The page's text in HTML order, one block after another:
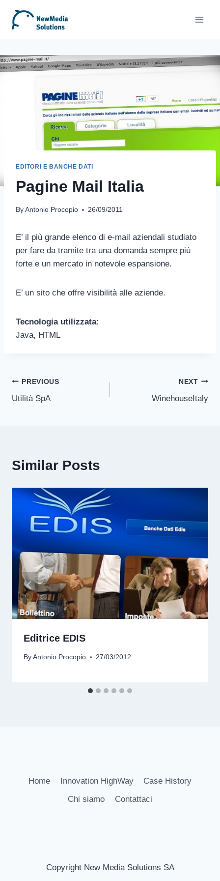
content
EDITORI E BANCHE DATI
Pagine Mail Italia
By Antonio Procopio 26/09/2011
E’ il più grande elenco di e-mail aziendali studiato
per fare da tramite tra una domanda sempre più
forte e un mercato in notevole espansione.
E’ un sito che offre visibilità alle aziende.
Tecnologia utilizzata:
Java, HTML
Post
navigation
PREVIOUS
Utilità SpA
NEXT
WinehouseItaly
Similar Posts
Editrice EDIS
By Antonio Procopio 27/03/2012
Home Innovation HighWay
Case History
Chi siamo
Contattaci
Copyright New Media Solutions SA